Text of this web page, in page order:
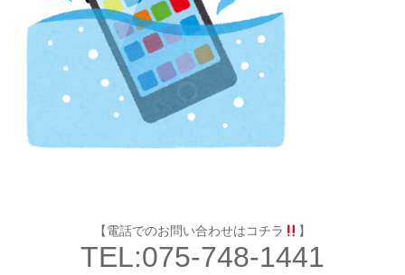
【電話でのお問い合わせはコチラ 】
TEL:075-748-1441